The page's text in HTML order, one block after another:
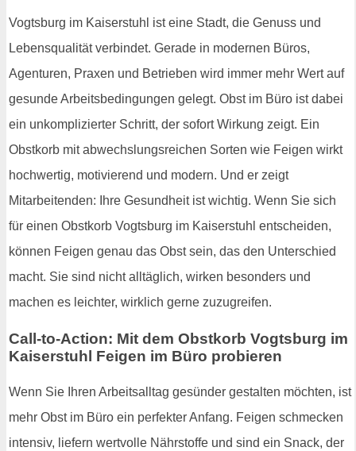
Vogtsburg im Kaiserstuhl ist eine Stadt, die Genuss und
Lebensqualität verbindet. Gerade in modernen Büros,
Agenturen, Praxen und Betrieben wird immer mehr Wert auf
gesunde Arbeitsbedingungen gelegt. Obst im Büro ist dabei
ein unkomplizierter Schritt, der sofort Wirkung zeigt. Ein
Obstkorb mit abwechslungsreichen Sorten wie Feigen wirkt
hochwertig, motivierend und modern. Und er zeigt
Mitarbeitenden: Ihre Gesundheit ist wichtig. Wenn Sie sich
für einen Obstkorb Vogtsburg im Kaiserstuhl entscheiden,
können Feigen genau das Obst sein, das den Unterschied
macht. Sie sind nicht alltäglich, wirken besonders und
machen es leichter, wirklich gerne zuzugreifen.
Call-to-Action: Mit dem Obstkorb Vogtsburg im
Kaiserstuhl Feigen im Büro probieren
Wenn Sie Ihren Arbeitsalltag gesünder gestalten möchten, ist
mehr Obst im Büro ein perfekter Anfang. Feigen schmecken
intensiv, liefern wertvolle Nährstoffe und sind ein Snack, der